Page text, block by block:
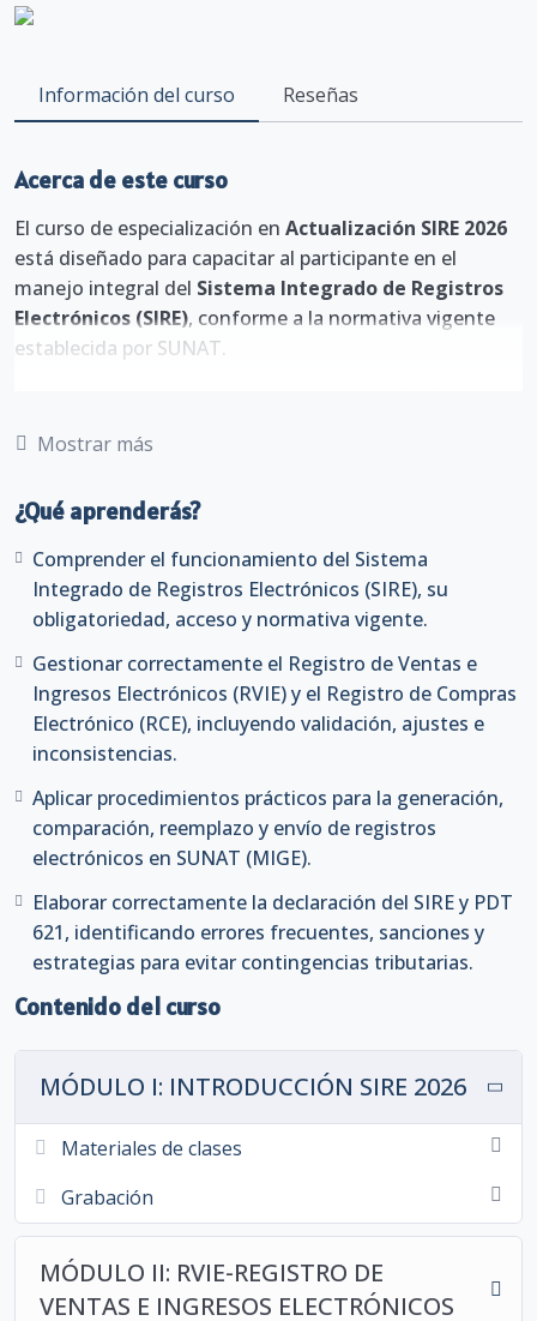
Información del curso Reseñas
Acerca de este curso
El curso de especialización en Actualización SIRE 2026
está diseñado para capacitar al participante en el
manejo integral del Sistema Integrado de Registros
Electrónicos (SIRE), conforme a la normativa vigente
establecida por SUNAT.
Ventas e Ingresos Electrónicos (RVIE)
procesos de generación, validación, reemplazo,
comparación y envío de información mediante las
plataformas oficiales.
Asimismo, se abordarán los principales cambios
normativos, errores frecuentes, inconsistencias y
procedimientos de subsanación, permitiendo al
participante cumplir correctamente con sus
obligaciones tributarias, evitar sanciones y optimizar
El programa incluye el desarrollo de casos prácticos,
simulaciones y la correcta elaboración de la declaración
así el conocimiento aplicado en situaciones reales.
Descargar Brochure
DOCENTE
ESPECIALIZADO
Contador tributario y consultor empresarial con
especialización en normas NIIF, legislación laboral,
tributaria y sectorial. Contador público a nombre
de la Universidad Privada Antenor Orrego, cuenta
Mostrar más
¿Qué aprenderás?
Comprender el funcionamiento del Sistema
Integrado de Registros Electrónicos (SIRE), su
obligatoriedad, acceso y normativa vigente.
Gestionar correctamente el Registro de Ventas e
Ingresos Electrónicos (RVIE) y el Registro de Compras
Electrónico (RCE), incluyendo validación, ajustes e
inconsistencias.
Aplicar procedimientos prácticos para la generación,
comparación, reemplazo y envío de registros
electrónicos en SUNAT (MIGE).
Elaborar correctamente la declaración del SIRE y PDT
621, identificando errores frecuentes, sanciones y
estrategias para evitar contingencias tributarias.
Contenido del curso
MÓDULO I: INTRODUCCIÓN SIRE 2026
Materiales de clases
Grabación
MÓDULO II: RVIE-REGISTRO DE
VENTAS E INGRESOS ELECTRÓNICOS